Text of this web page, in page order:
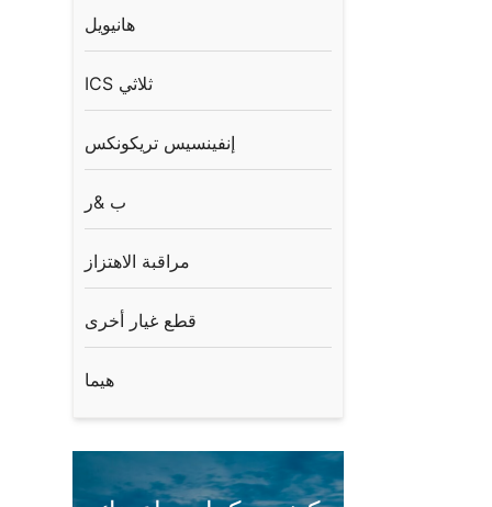
هانيويل
ICS ثلاثي
إنفينسيس تريكونكس
ب &ر
مراقبة الاهتزاز
قطع غيار أخرى
هيما